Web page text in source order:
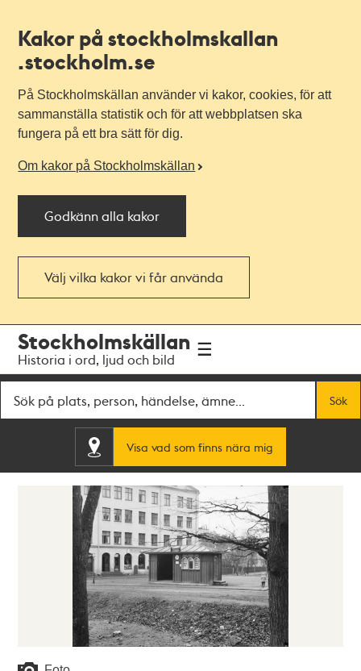
Kakor på stockholmskallan
.stockholm.se
På Stockholmskällan använder vi kakor, cookies, för att
sammanställa statistik och för att webbplatsen ska
fungera på ett bra sätt för dig.
Om kakor på Stockholmskällan
Godkänn alla kakor
Välj vilka kakor vi får använda
navigationen
huvudinnehållet
Stockholmskällan
Historia i ord, ljud och bild
Sök
Visa vad som finns nära mig